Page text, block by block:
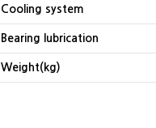
Cooling system
Bearing lubrication
Weight(kg)